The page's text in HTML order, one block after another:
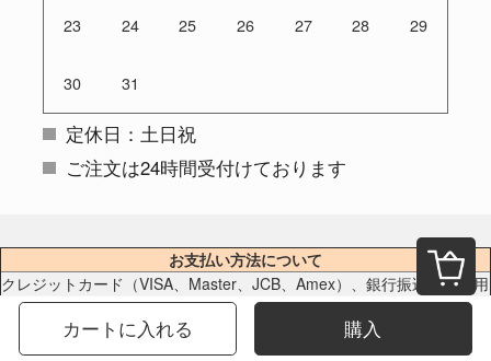
カートに入れる 購入
23 24 25 26 27 28 29
30 31
定休日：土日祝
ご注文は24時間受付けております
お支払い方法について
クレジットカード（VISA、Master、JCB、Amex）、銀行振込をご利用
いただけます。
※クレジットカードのセキュリティはSSLというシステムを利用してお
ります。カード番号は暗号化されて安全に送信されますので、どうぞ